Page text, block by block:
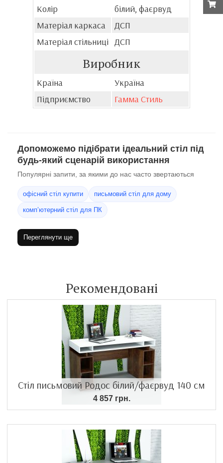
Колір
білий, фаєрвуд
Матеріал каркаса
ДСП
Матеріал стільниці ДСП
Виробник
Країна
Україна
Підприємство
Гамма Стиль
Допоможемо підібрати ідеальний стіл під
будь-який сценарій використання
Популярні запити, за якими до нас часто звертаються
офісний стіл купити письмовий стіл для дому
комп’ютерний стіл для ПК
Переглянути ще
Рекомендовані
Стіл письмовий Родос білий/фаєрвуд 140 см
4 857 грн.